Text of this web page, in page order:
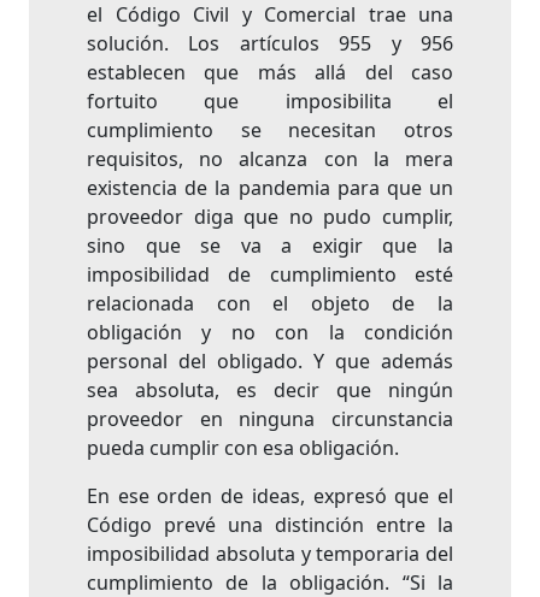
el Código Civil y Comercial trae una
solución. Los artículos 955 y 956
establecen que más allá del caso
fortuito que imposibilita el
cumplimiento se necesitan otros
requisitos, no alcanza con la mera
existencia de la pandemia para que un
proveedor diga que no pudo cumplir,
sino que se va a exigir que la
imposibilidad de cumplimiento esté
relacionada con el objeto de la
obligación y no con la condición
personal del obligado. Y que además
sea absoluta, es decir que ningún
proveedor en ninguna circunstancia
pueda cumplir con esa obligación.
En ese orden de ideas, expresó que el
Código prevé una distinción entre la
imposibilidad absoluta y temporaria del
cumplimiento de la obligación. “Si la